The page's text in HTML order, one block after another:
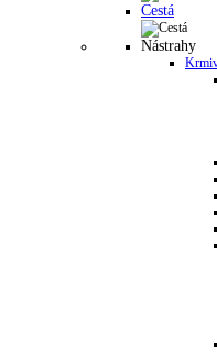
Cestá
Nástrahy